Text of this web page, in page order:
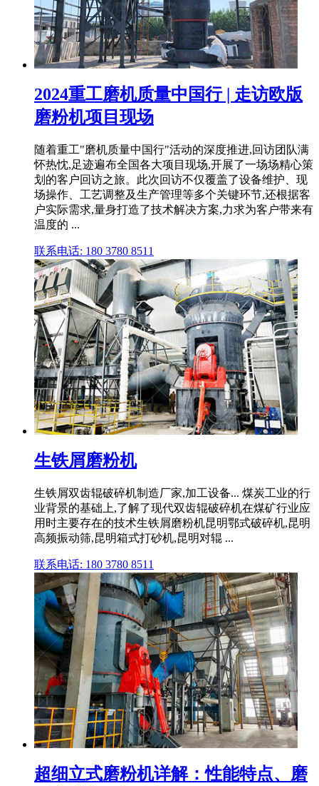
2024重工磨机质量中国行 | 走访欧版
磨粉机项目现场
随着重工"磨机质量中国行"活动的深度推进,回访团队满
怀热忱,足迹遍布全国各大项目现场,开展了一场场精心策
划的客户回访之旅。此次回访不仅覆盖了设备维护、现
场操作、工艺调整及生产管理等多个关键环节,还根据客
户实际需求,量身打造了技术解决方案,力求为客户带来有
温度的 ...
联系电话: 180 3780 8511
生铁屑磨粉机
生铁屑双齿辊破碎机制造厂家,加工设备... 煤炭工业的行
业背景的基础上,了解了现代双齿辊破碎机在煤矿行业应
用时主要存在的技术生铁屑磨粉机昆明鄂式破碎机,昆明
高频振动筛,昆明箱式打砂机,昆明对辊 ...
联系电话: 180 3780 8511
超细立式磨粉机详解：性能特点、磨